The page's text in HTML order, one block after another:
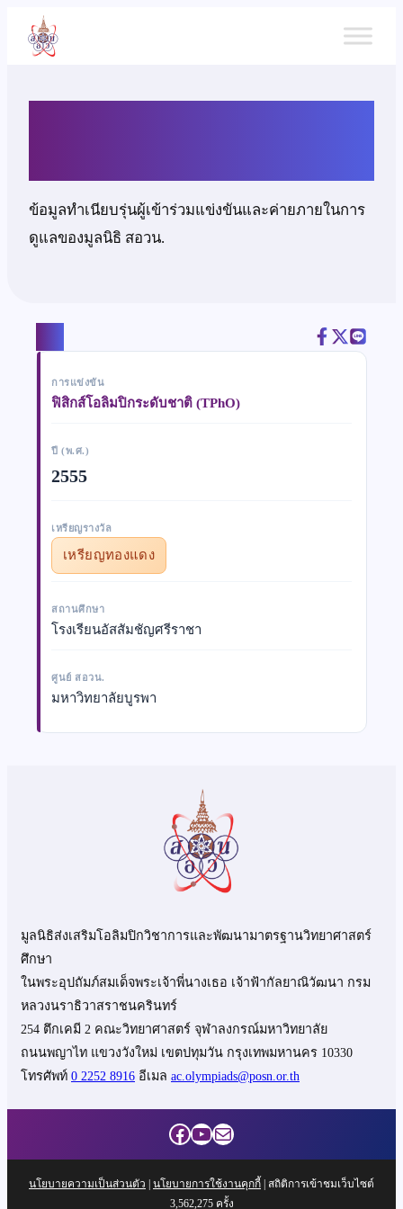
เนื้อหา
ข้อมูลทำเนียบรุ่นผู้เข้าร่วมแข่งขันและค่ายภายในการ
ดูแลของมูลนิธิ สอวน.
การแข่งขัน
ฟิสิกส์โอลิมปิกระดับชาติ (TPhO)
ปี (พ.ศ.)
2555
เหรียญรางวัล
เหรียญทองแดง
สถานศึกษา
โรงเรียนอัสสัมชัญศรีราชา
ศูนย์ สอวน.
มหาวิทยาลัยบูรพา
มูลนิธิส่งเสริมโอลิมปิกวิชาการและพัฒนามาตรฐานวิทยาศาสตร์
ศึกษา
ในพระอุปถัมภ์สมเด็จพระเจ้าพี่นางเธอ เจ้าฟ้ากัลยาณิวัฒนา กรม
หลวงนราธิวาสราชนครินทร์
254 ตึกเคมี 2 คณะวิทยาศาสตร์ จุฬาลงกรณ์มหาวิทยาลัย
ถนนพญาไท แขวงวังใหม่ เขตปทุมวัน กรุงเทพมหานคร 10330
โทรศัพท์ 0 2252 8916 อีเมล ac.olympiads@posn.or.th
Facebook
YouTube
Mail
นโยบายความเป็นส่วนตัว | นโยบายการใช้งานคุกกี้ | สถิติการเข้าชมเว็บไซต์
3,562,275ครั้ง